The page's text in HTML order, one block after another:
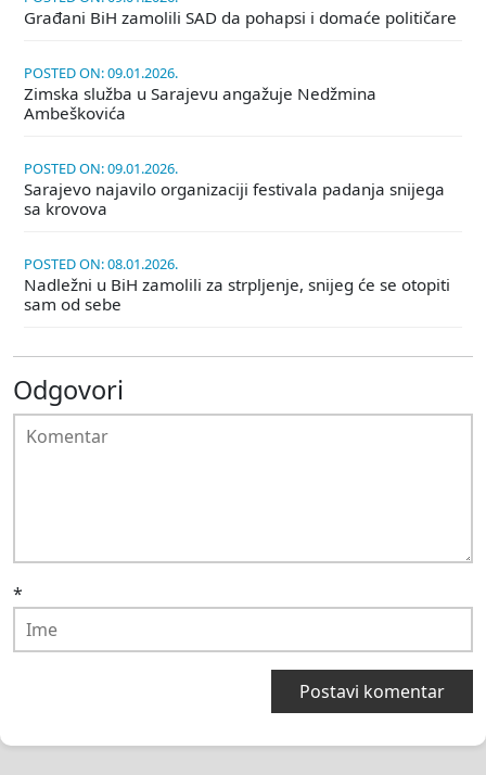
Građani BiH zamolili SAD da pohapsi i domaće političare
POSTED ON: 09.01.2026.
Zimska služba u Sarajevu angažuje Nedžmina
Ambeškovića
POSTED ON: 09.01.2026.
Sarajevo najavilo organizaciji festivala padanja snijega
sa krovova
POSTED ON: 08.01.2026.
Nadležni u BiH zamolili za strpljenje, snijeg će se otopiti
sam od sebe
Odgovori
*